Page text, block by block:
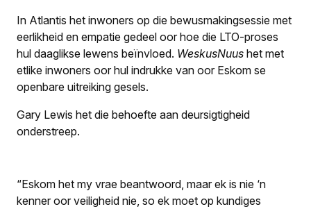
In Atlantis het inwoners op die bewusmakingsessie met
eerlikheid en empatie gedeel oor hoe die LTO-proses
hul daaglikse lewens beïnvloed. WeskusNuus het met
etlike inwoners oor hul indrukke van oor Eskom se
openbare uitreiking gesels.
Gary Lewis het die behoefte aan deursigtigheid
onderstreep.
“Eskom het my vrae beantwoord, maar ek is nie ‘n
kenner oor veiligheid nie, so ek moet op kundiges